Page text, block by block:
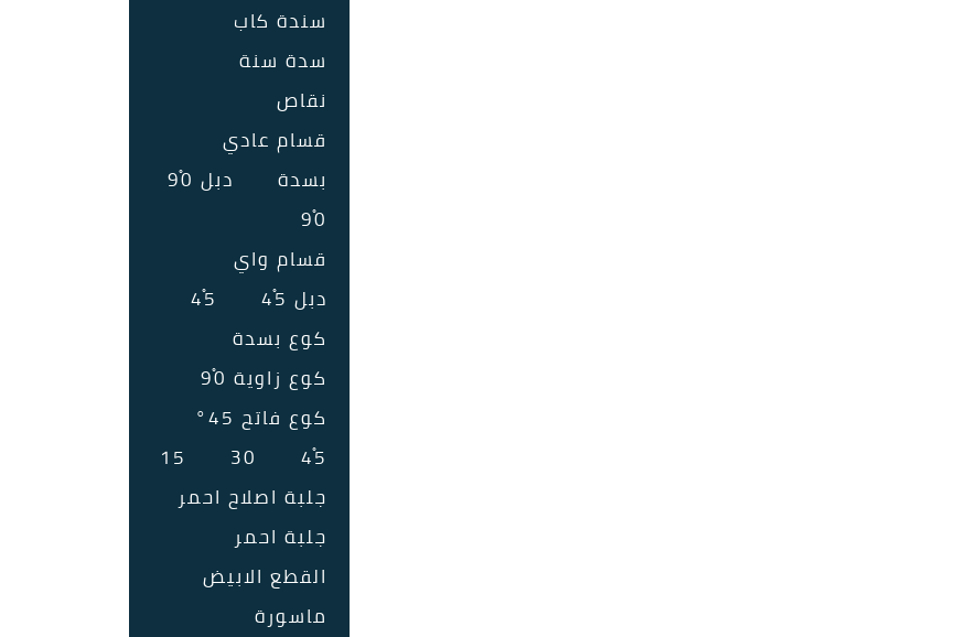
سندة كاب
سدة سنة
نقاص
قسام عادي
بسدة
دبل 90ْ
90ْ
قسام واي
دبل 45ْ
45ْ
كوع بسدة
كوع زاوية 90ْ
كوع فاتح 45°
45ْ
30
15
جلبة اصلاح احمر
جلبة احمر
القطع الابيض
ماسورة